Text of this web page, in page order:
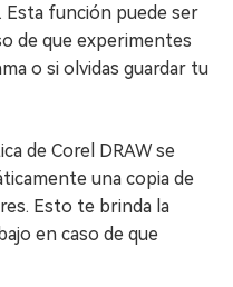
Esta función puede ser
de que experimentes
o si olvidas guardar tu
de Corel DRAW se
una copia de
Esto te brinda la
en caso de que